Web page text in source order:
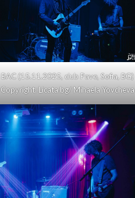
BAC (15.11.2025, club Pave, Sofia, BG)
Copyright: Licata.bg/ Mihaela Yovcheva